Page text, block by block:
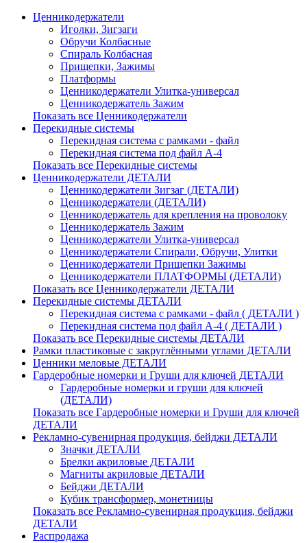
Ценникодержатели
Иголки, Зигзаги
Обручи Колбасные
Cпираль Колбасная
Прищепки, Зажимы
Платформы
Ценникодержатели Улитка-универсал
Ценникодержатель Зажим
Показать все Ценникодержатели
Перекидные системы
Перекидная система с рамками - файл
Перекидная система под файл А-4
Показать все Перекидные системы
Ценникодержатели ДЕТАЛИ
Ценникодержатели Зигзаг (ДЕТАЛИ)
Ценникодержатели (ДЕТАЛИ)
Ценникодержатель для крепления на проволоку
Ценникодержатель Зажим
Ценникодержатели Улитка-универсал
Ценникодержатели Спирали, Обручи, Улитки
Ценникодержатели Прищепки Зажимы
Ценникодержатели ПЛАТФОРМЫ (ДЕТАЛИ)
Показать все Ценникодержатели ДЕТАЛИ
Перекидные системы ДЕТАЛИ
Перекидная система с рамками - файл ( ДЕТАЛИ )
Перекидная система под файл А-4 ( ДЕТАЛИ )
Показать все Перекидные системы ДЕТАЛИ
Рамки пластиковые c закруглёнными углами ДЕТАЛИ
Ценники меловые ДЕТАЛИ
Гардеробные номерки и Груши для ключей ДЕТАЛИ
Гардеробные номерки и груши для ключей
(ДЕТАЛИ)
Показать все Гардеробные номерки и Груши для ключей
ДЕТАЛИ
Рекламно-сувенирная продукция, бейджи ДЕТАЛИ
Значки ДЕТАЛИ
Брелки акриловые ДЕТАЛИ
Магниты акриловые ДЕТАЛИ
Бейджи ДЕТАЛИ
Кубик трансформер, монетницы
Показать все Рекламно-сувенирная продукция, бейджи
ДЕТАЛИ
Распродажа